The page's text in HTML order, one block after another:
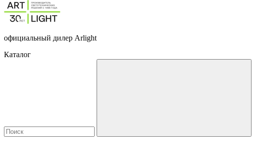
официальный дилер Arlight
Каталог